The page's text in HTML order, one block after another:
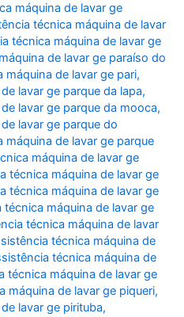
máquina de lavar ge
técnica máquina de lavar
técnica máquina de lavar ge
de lavar ge paraíso do
máquina de lavar ge pari,
lavar ge parque da lapa,
lavar ge parque da mooca,
lavar ge parque do
máquina de lavar ge parque
máquina de lavar ge
técnica máquina de lavar ge
técnica máquina de lavar ge
técnica máquina de lavar ge
técnica máquina de lavar
técnica máquina de
técnica máquina de
técnica máquina de lavar ge
máquina de lavar ge piqueri,
lavar ge pirituba,